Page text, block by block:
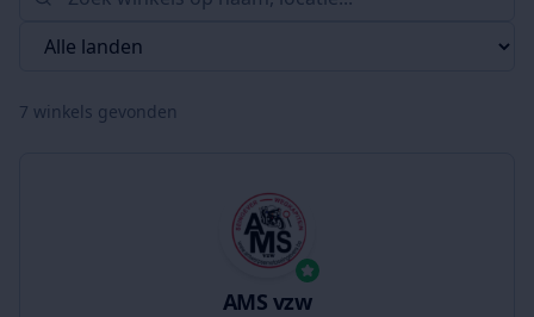
7 winkels gevonden
AMS vzw